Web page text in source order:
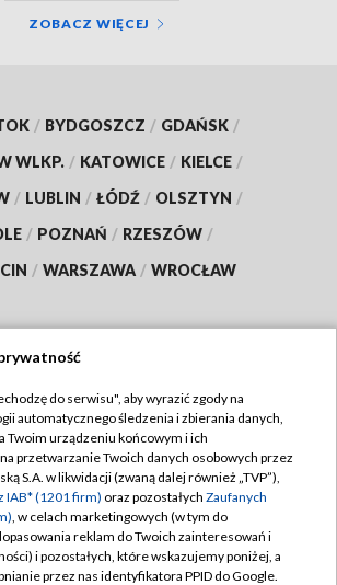
ZOBACZ WIĘCEJ
/ BYDGOSZCZ / GDAŃSK /
WLKP. / KATOWICE / KIELCE /
/ LUBLIN / ŁÓDŹ / OLSZTYN /
/ POZNAŃ / RZESZÓW /
/ WARSZAWA / WROCŁAW
TVP
TVP
Cyfrowa
Regulamin TVP
Polityka prywatności
Moje zgody
Pomoc
do serwisu", aby wyrazić zgody na
automatycznego śledzenia i zbierania danych,
Twoim urządzeniu końcowym i ich
przetwarzanie Twoich danych osobowych przez
S.A. w likwidacji (zwaną dalej również „TVP”),
IAB* (1201 firm) oraz pozostałych Zaufanych
, w celach marketingowych (w tym do
reklam do Twoich zainteresowań i
i pozostałych, które wskazujemy poniżej, a
przez nas identyfikatora PPID do Google.